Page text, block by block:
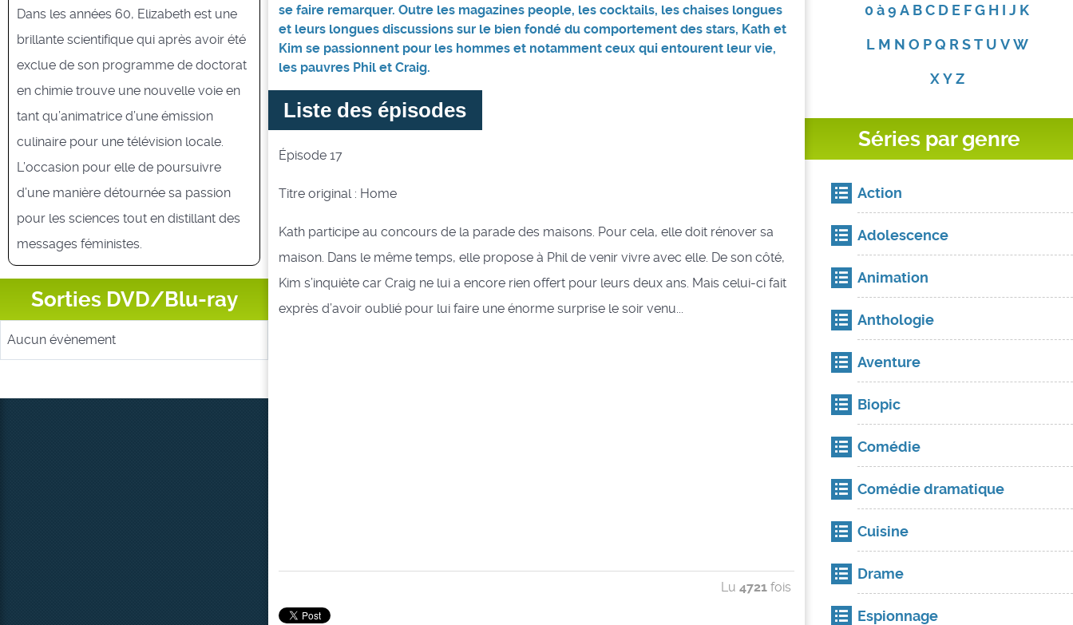
Dans les années 60, Elizabeth est une
brillante scientifique qui après avoir été
exclue de son programme de doctorat
en chimie trouve une nouvelle voie en
tant qu’animatrice d’une émission
culinaire pour une télévision locale.
L’occasion pour elle de poursuivre
d’une manière détournée sa passion
pour les sciences tout en distillant des
messages féministes.
Sorties DVD/Blu-ray
Aucun évènement
se faire remarquer. Outre les magazines people, les cocktails, les chaises longues
et leurs longues discussions sur le bien fondé du comportement des stars, Kath et
Kim se passionnent pour les hommes et notamment ceux qui entourent leur vie,
les pauvres Phil et Craig.
Liste des épisodes
Épisode 17
Titre original : Home
Kath participe au concours de la parade des maisons. Pour cela, elle doit rénover sa
maison. Dans le même temps, elle propose à Phil de venir vivre avec elle. De son côté,
Kim s’inquiète car Craig ne lui a encore rien offert pour leurs deux ans. Mais celui-ci fait
exprès d’avoir oublié pour lui faire une énorme surprise le soir venu...
Lu 4721fois
0 à 9 A BC D E FG H I J K
L M N O P Q R S T U V W
X Y Z
Séries par genre
Action
Adolescence
Animation
Anthologie
Aventure
Biopic
Comédie
Comédie dramatique
Cuisine
Drame
Espionnage